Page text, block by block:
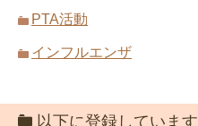
PTA活動
インフルエンザ
以下に登録しています